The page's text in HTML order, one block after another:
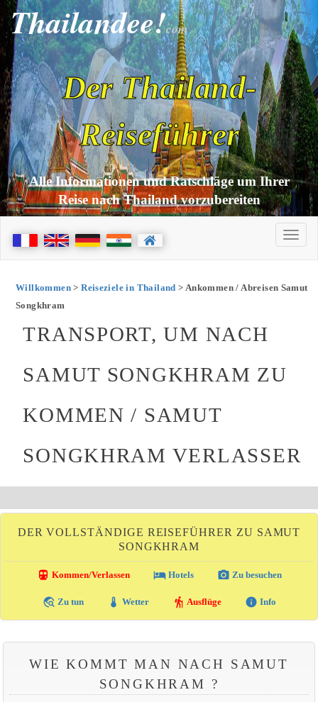
Thailandee!com
Der Thailand-
Reiseführer
Alle Informationen und Ratschläge um Ihrer
Reise nach Thailand vorzubereiten
Willkommen>Reiseziele in Thailand > Ankommen / Abreisen Samut
Songkhram
TRANSPORT, UM NACH
SAMUT SONGKHRAM ZU
KOMMEN / SAMUT
SONGKHRAM VERLASSER
DER VOLLSTÄNDIGE REISEFÜHRER ZU SAMUT
SONGKHRAM
directions_transit Kommen/Verlassen local_hotelHotels photo_camera Zu besuchen
travel_explore Zu tun thermostat Wetter hiking Ausflüge info Info
WIE KOMMT MAN NACH SAMUT
SONGKHRAM ?